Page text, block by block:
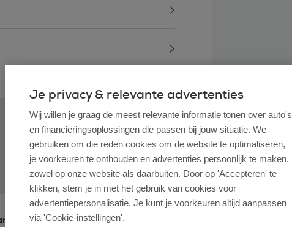
lease?
Je privacy & relevante advertenties
Wij willen je graag de meest relevante informatie tonen over auto's
en financieringsoplossingen die passen bij jouw situatie. We
gebruiken om die reden cookies om de website te optimaliseren,
je voorkeuren te onthouden en advertenties persoonlijk te maken,
zowel op onze website als daarbuiten. Door op 'Accepteren' te
klikken, stem je in met het gebruik van cookies voor
advertentiepersonalisatie. Je kunt je voorkeuren altijd aanpassen
via 'Cookie-instellingen'.